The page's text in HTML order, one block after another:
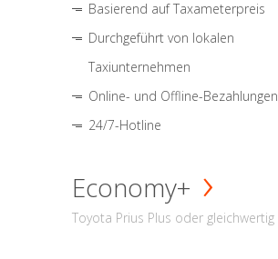
Basierend auf Taxameterpreis
Durchgeführt von lokalen
Taxiunternehmen
Online- und Offline-Bezahlungen
24/7-Hotline
Economy+
Toyota Prius Plus oder gleichwertig